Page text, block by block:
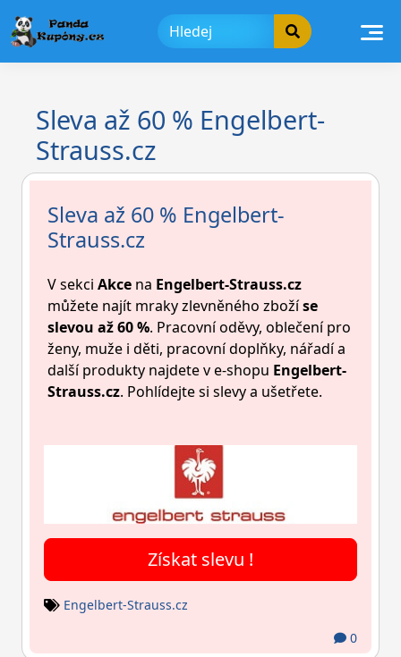
to
content
Sleva až 60 % Engelbert-
Strauss.cz
Sleva až 60 % Engelbert-
Strauss.cz
V sekci Akce na Engelbert-Strauss.cz
můžete najít mraky zlevněného zbožíse
slevou až 60 %. Pracovní oděvy, oblečení pro
ženy, muže i děti, pracovní doplňky, nářadí a
další produkty najdete v e-shopu Engelbert-
Strauss.cz. Pohlídejte si slevy a ušetřete.
Získat slevu !
Engelbert-Strauss.cz
0